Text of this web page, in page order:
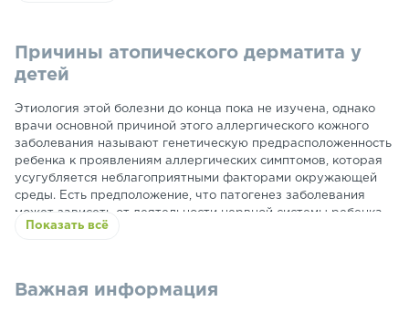
Причины атопического дерматита у
детей
Этиология этой болезни до конца пока не изучена, однако
врачи основной причиной этого аллергического кожного
заболевания называют генетическую предрасположенность
ребенка к проявлениям аллергических симптомов, которая
усугубляется неблагоприятными факторами окружающей
среды. Есть предположение, что патогенез заболевания
может зависеть от деятельности нервной системы ребенка.
Чрезмерные негативные эмоции могут спровоцировать
Показать всё
Важная информация